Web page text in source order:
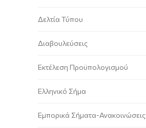
Δελτία Τύπου
Διαβουλεύσεις
Εκτέλεση Προϋπολογισμού
Ελληνικό Σήμα
Εμπορικά Σήματα-Ανακοινώσεις